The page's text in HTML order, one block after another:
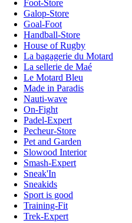
Foot-Store
Galop-Store
Goal-Foot
Handball-Store
House of Rugby
La bagagerie du Motard
La sellerie de Maé
Le Motard Bleu
Made in Paradis
Nauti-wave
On-Fight
Padel-Expert
Pecheur-Store
Pet and Garden
Slowood Interior
Smash-Expert
Sneak'In
Sneakids
Sport is good
Training-Fit
Trek-Expert